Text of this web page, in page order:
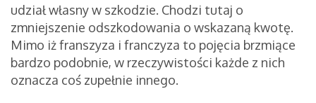
udział własny w szkodzie. Chodzi tutaj o
zmniejszenie odszkodowania o wskazaną kwotę.
Mimo iż franszyza i franczyza to pojęcia brzmiące
bardzo podobnie, w rzeczywistości każde z nich
oznacza coś zupełnie innego.